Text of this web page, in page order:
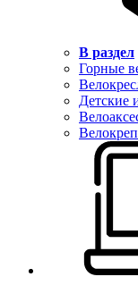
В раздел
Горные
Детские